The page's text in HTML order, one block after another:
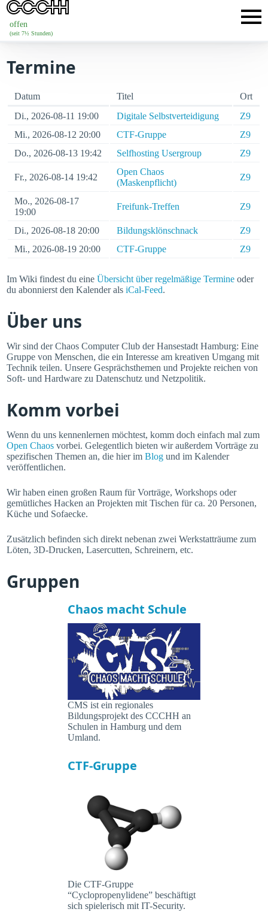
offen
(seit 7½ Stunden)
Termine
Datum Titel
Ort
Di., 2026-08-11 19:00
Digitale Selbstverteidigung
Z9
Mi., 2026-08-12 20:00
CTF-Gruppe
Z9
Do., 2026-08-13 19:42
Selfhosting Usergroup Z9
Fr., 2026-08-14 19:42
Open Chaos
(Maskenpflicht)
Z9
Mo., 2026-08-17
19:00
Freifunk-Treffen Z9
Di., 2026-08-18 20:00 Bildungsklönschnack
Z9
Mi., 2026-08-19 20:00
CTF-Gruppe Z9
Im Wiki findest du eineÜbersicht über regelmäßige Termine oder
du abonnierst den Kalender alsiCal-Feed.
Über uns
Wir sind der Chaos Computer Club der Hansestadt Hamburg: Eine
Gruppe von Menschen, die ein Interesse am kreativen Umgang mit
Technik teilen. Unsere Gesprächsthemen und Projekte reichen von
Soft- und Hardware zu Datenschutz und Netzpolitik.
Komm vorbei
Wenn du uns kennenlernen möchtest, komm doch einfach mal zum
Open Chaos vorbei. Gelegentlich bieten wir außerdem Vorträge zu
spezifischen Themen an, die hier imBlog und im Kalender
veröffentlichen.
Wir haben einen großen Raum für Vorträge, Workshops oder
gemütliches Hacken an Projekten mit Tischen für ca. 20 Personen,
Küche und Sofaecke.
Zusätzlich befinden sich direkt nebenan zwei Werkstatträume zum
Löten, 3D-Drucken, Lasercutten, Schreinern, etc.
Gruppen
Chaos macht Schule
CMS ist ein regionales
Bildungsprojekt des CCCHH an
Schulen in Hamburg und dem
Umland.
CTF-Gruppe
Die CTF-Gruppe
“Cyclopropenylidene” beschäftigt
sich spielerisch mit IT-Security.